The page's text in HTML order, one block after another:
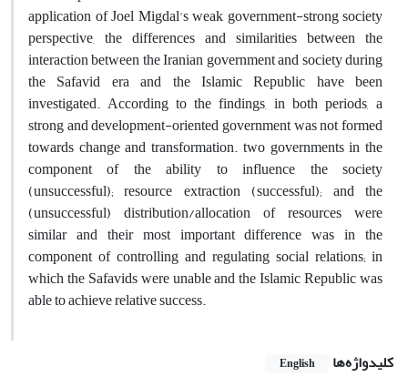
application of Joel Migdal's weak government-strong society
perspective, the differences and similarities between the
interaction between the Iranian government and society during
the Safavid era and the Islamic Republic have been
investigated. According to the findings, in both periods, a
strong and development-oriented government was not formed
towards change and transformation. two governments in the
component of the ability to influence the society
(unsuccessful); resource extraction (successful); and the
(unsuccessful) distribution/allocation of resources were
similar and their most important difference was in the
component of controlling and regulating social relations; in
which the Safavids were unable and the Islamic Republic was
able to achieve relative success.
کلیدواژه‌ها English